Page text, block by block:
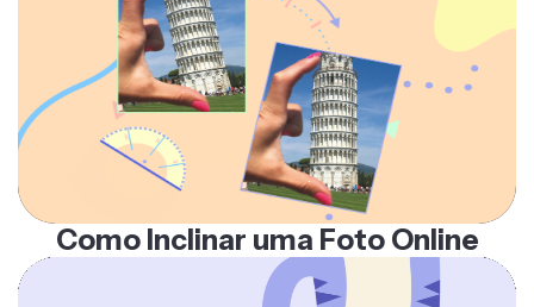
Como Inclinar uma Foto Online